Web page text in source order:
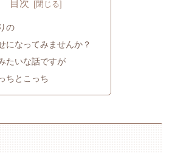
目次
の
になってみませんか？
たいな話ですが
ちとこっち